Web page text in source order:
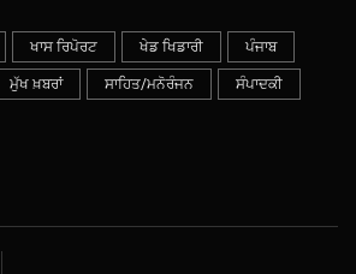
ਖਾਸ ਰਿਪੋਰਟ ਖੇਡ ਖਿਡਾਰੀ ਪੰਜਾਬ
ਮੁੱਖ ਖ਼ਬਰਾਂ ਸਾਹਿਤ/ਮਨੋਰੰਜਨ ਸੰਪਾਦਕੀ